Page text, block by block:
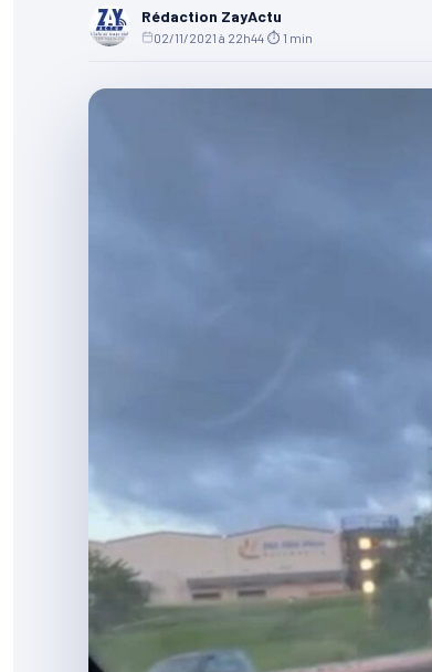
Rédaction ZayActu
02/11/2021 à 22h44 ⏱ 1 min